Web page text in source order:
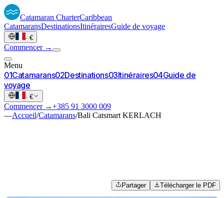
Catamaran CharterCaribbean
CatamaransDestinationsItinérairesGuide de voyage
· €
Commencer →
Menu
01Catamarans02Destinations03Itinéraires04Guide de
voyage
· €
Commencer →+385 91 3000 009
—Accueil/Catamarans/Bali Catsmart KERLACH
Partager Télécharger le PDF